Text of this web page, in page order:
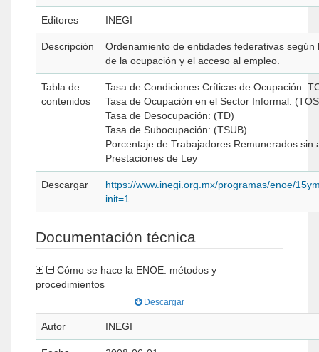
Editores INEGI
Descripción
Ordenamiento de entidades federativas según
de la ocupación y el acceso al empleo.
Tabla de
contenidos
Tasa de Condiciones Críticas de Ocupación:
Tasa de Ocupación en el Sector Informal:
Tasa de Desocupación: (TD)
Tasa de Subocupación: (TSUB)
Porcentaje de Trabajadores Remunerados sin
Prestaciones de Ley
Descargar
https://www.inegi.org.mx/programas/enoe/
init=1
Documentación técnica
procedimientos
Descargar
Autor INEGI